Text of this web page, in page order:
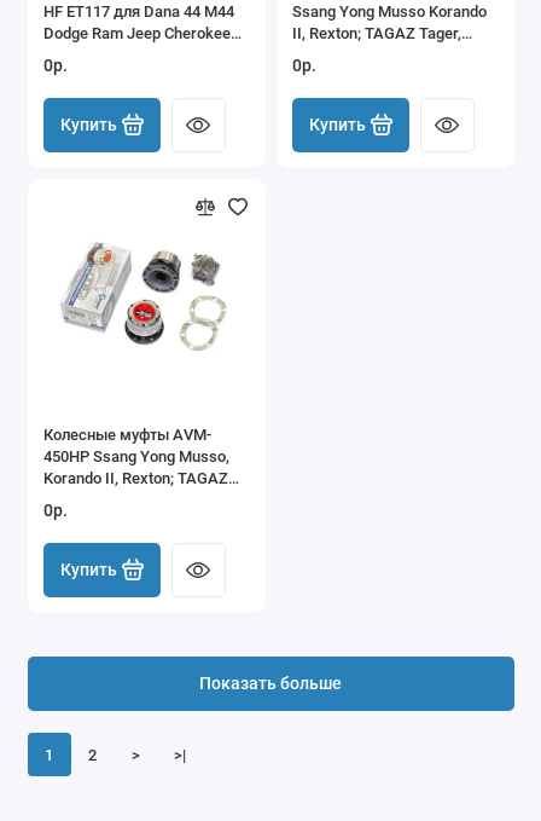
HF ET117 для Dana 44 M44
Dodge Ram Jeep Cherokee
0р.
Купить
Ssang Yong Musso Korando
II, Rexton; TAGAZ Tager,
0р.
Купить
Колесные муфты AVM-
450HP Ssang Yong Musso,
Korando II, Rexton; TAGAZ
0р.
Купить
1 2 > >|
Показать больше